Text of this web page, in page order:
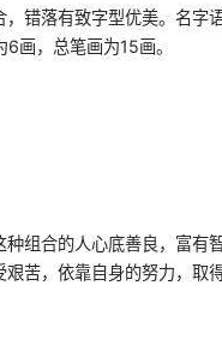
错落有致字型优美。名字
6画，总笔画为15画。
组合的人心底善良，富有
苦，依靠自身的努力，取